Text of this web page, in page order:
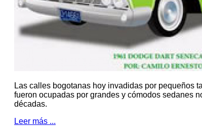
Las calles bogotanas hoy invadidas por pequeños
fueron ocupadas por grandes y cómodos sedanes
décadas.
Leer más ...